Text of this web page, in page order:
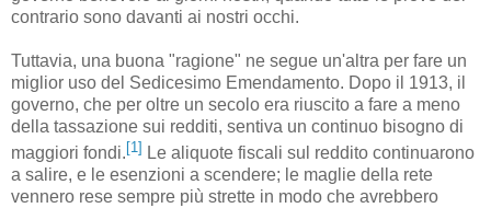
contrario sono davanti ai nostri occhi.
Tuttavia, una buona "ragione" ne segue un'altra per fare un
miglior uso del Sedicesimo Emendamento. Dopo il 1913, il
governo, che per oltre un secolo era riuscito a fare a meno
della tassazione sui redditi, sentiva un continuo bisogno di
maggiori fondi. [1] Le aliquote fiscali sul reddito continuarono
a salire, e le esenzioni a scendere; le maglie della rete
vennero rese sempre più strette in modo che avrebbero